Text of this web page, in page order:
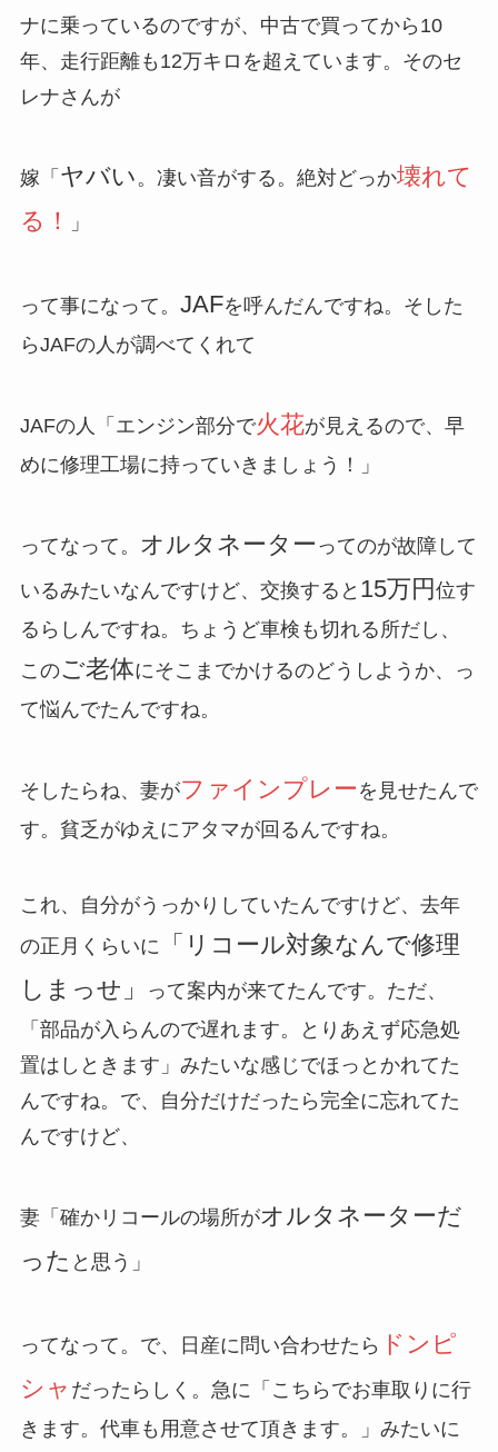
ナに乗っているのですが、中古で買ってから10
年、走行距離も12万キロを超えています。そのセ
レナさんが
嫁「 ヤバい 。凄い音がする。絶対どっか壊れて
る！
」
って事になって。 JAFを呼んだんですね。そした
らJAFの人が調べてくれて
JAFの人「エンジン部分で火花が見えるので、早
めに修理工場に持っていきましょう！」
ってなって。 オルタネーター ってのが故障して
いるみたいなんですけど、交換すると 15万円 位す
るらしんですね。ちょうど車検も切れる所だし、
このご老体にそこまでかけるのどうしようか、っ
て悩んでたんですね。
そしたらね、妻がファインプレー を見せたんで
す。貧乏がゆえにアタマが回るんですね。
これ、自分がうっかりしていたんですけど、去年
の正月くらいに
「リコール対象なんで修理
しまっせ」
って案内が来てたんです。ただ、
「部品が入らんので遅れます。とりあえず応急処
置はしときます」みたいな感じでほっとかれてた
んですね。で、自分だけだったら完全に忘れてた
んですけど、
妻「確かリコールの場所がオルタネーターだ
った と思う」
ってなって。で、日産に問い合わせたら ドンピ
シャ だったらしく。急に「こちらでお車取りに行
きます。代車も用意させて頂きます。」みたいに